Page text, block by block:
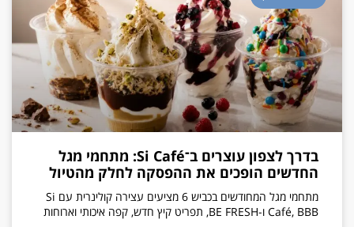
בדרך לצפון עוצרים ב־Si Café: מתחמי מגל
החדשים הופכים את ההפסקה לחלק מהטיול
מתחמי מגל המחודשים בכביש 6 מציעים עצירה קולינרית עם Si
Café, BBB ו-BE FRESH, תפריט קיץ חדש, קפה איכותי וארוחות